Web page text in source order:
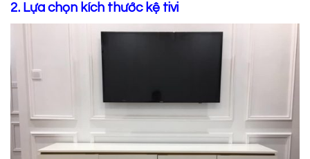
2. Lựa chọn kích thước kệ tivi